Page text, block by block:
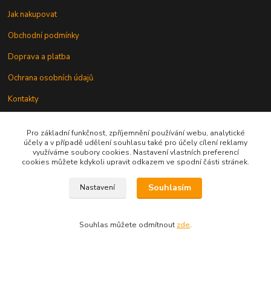
Jak nakupovat
Obchodní podmínky
Doprava a platba
Ochrana osobních údajů
Kontakty
Pro základní funkčnost, zpříjemnění používání webu, analytické
účely a v případě udělení souhlasu také pro účely cílení reklamy
využíváme soubory cookies. Nastavení vlastních preferencí
cookies můžete kdykoli upravit odkazem ve spodní části stránek.
Nastavení Souhlasím
Souhlas můžete odmítnout zde.